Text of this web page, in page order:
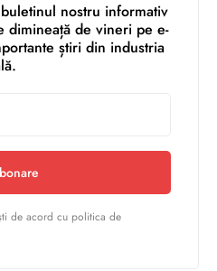
nostru informativ
dimineață de vineri pe e-
știri din industria
de acord cu politica de